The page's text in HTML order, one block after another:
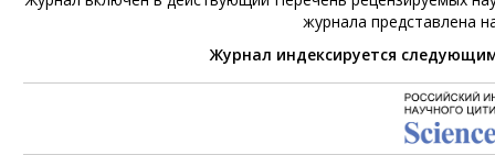
журнала представлена
Журнал индексируется